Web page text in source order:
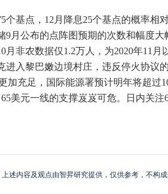
基点，12月降息25个基点的概率
月公布的点阵图预期的次数和幅度大
非农数据仅1.2万人，为2020年11
进入黎巴嫩边境村庄，违反停火协
充足，国际能源署预计明年将超过
美元一线的支撑岌岌可危。日内关注
述内容及观点由智昇研究提供，仅供参考，不构